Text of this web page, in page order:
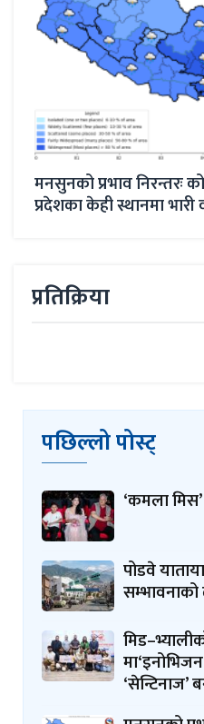
माइतीघर डुबान समस्याः
गरिँदै
प्रतिक्रिया
पछिल्लो पोस्ट्
‘कमला
पोडवे
सम्भावनाको
‘सेन्टिनाज’